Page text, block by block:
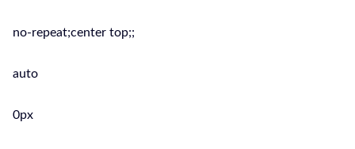
no-repeat;center top;;
auto
0px